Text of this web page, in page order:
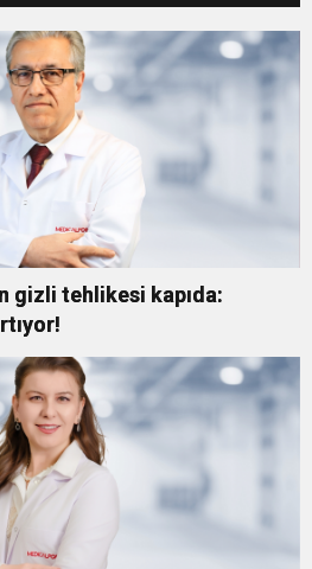
gizli tehlikesi kapıda: